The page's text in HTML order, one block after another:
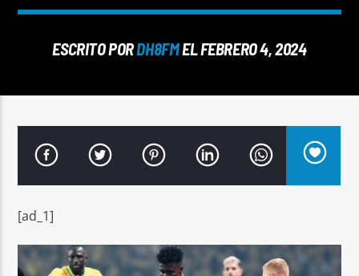
CANCIÓN ACTUAL
ARTISTA
Señal FM
ESCRITO PORDH8FMEL FEBRERO 4, 2024
[ad_1]